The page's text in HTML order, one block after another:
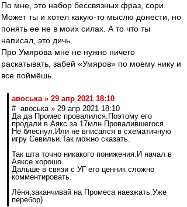
По мне, это набор бессвязных фраз, сори.
Может ты и хотел какую-то мыслю донести, но
понять ее не в моих силах. А то что ты
написал, это дичь.
Про Умярова мне не нужно ничего
раскатывать, забей «Умяров» по моему нику и
все поймёшь.
авоська » 29 апр 2021 18:10
# авоська » 29 апр 2021 18:10
Да да Промес провалился.Поэтому его
продали в Аякс за 17млн.Провалившегося.
Не блеснул.Или не вписался в схематичную
игру Севильи.Так можно сказать.
Так шта точно никакого понижения.И начал в
Аяксе хорошо.
Дальше в связи с УГ его ценник сложно
комментировать.
Лёня,заканчивай на Промеса наезжать.Уже
перебор)